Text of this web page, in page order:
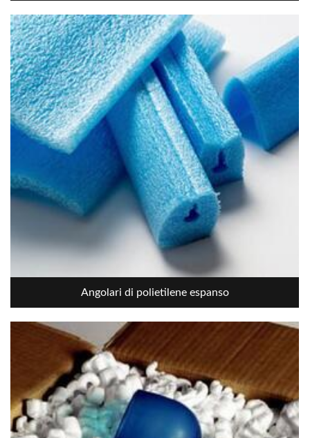
Angolari di polietilene espanso